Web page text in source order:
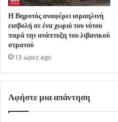
Η Βηρυτός αναφέρει ισραηλινή
εισβολή σε ένα χωριό του νότου
παρά την ανάπτυξη του λιβανικού
στρατού
13 ώρες ago
Αφήστε μια απάντηση